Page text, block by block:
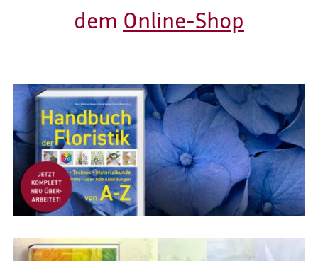
dem Online-Shop